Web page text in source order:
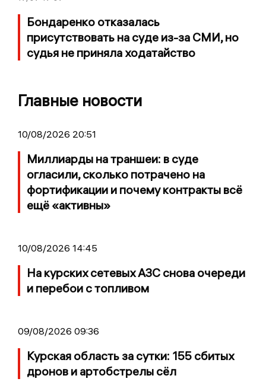
Бондаренко отказалась
присутствовать на суде из-за СМИ, но
судья не приняла ходатайство
Главные новости
10/08/2026 20:51
Миллиарды на траншеи: в суде
огласили, сколько потрачено на
фортификации и почему контракты всё
ещё «активны»
10/08/2026 14:45
На курских сетевых АЗС снова очереди
и перебои с топливом
09/08/2026 09:36
Курская область за сутки: 155 сбитых
дронов и артобстрелы сёл